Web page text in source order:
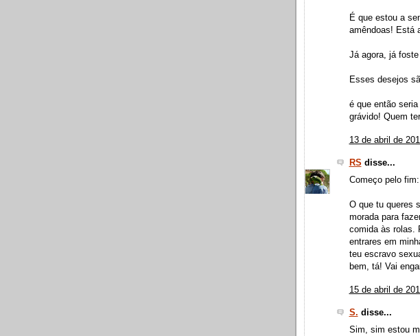
É que estou a
amêndoas! Está
Já agora, já
Esses desejos
é que então
grávido! Quem
13 de abril de
RS disse...
Começo pelo
O que tu queres
morada para
comida às rolas.
entrares em
teu escravo
bem, tá! Vai
15 de abril de
S. disse...
Sim, sim estou